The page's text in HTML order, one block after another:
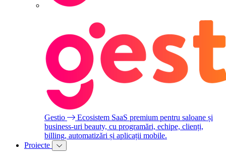
Gestio
Ecosistem SaaS premium pentru saloane și
business-uri beauty, cu programări, echipe, clienți,
billing, automatizări și aplicații mobile.
Proiecte